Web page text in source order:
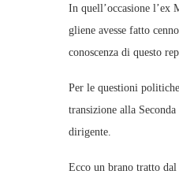
In quell’occasione l’ex
gliene avesse fatto
conoscenza di questo
Per le questioni
transizione alla
dirigente.
Ecco un brano tratto